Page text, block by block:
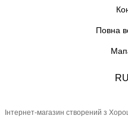
Повна
RU
Інтернет-магазин створений з